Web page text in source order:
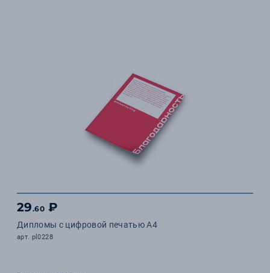
29.60 ₽
Дипломы с цифровой печатью А4
арт. pl0228